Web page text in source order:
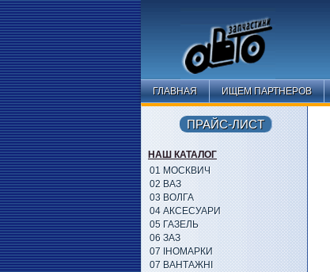
ГЛАВНАЯ ИЩЕМ ПАРТНЕРОВ
ПРАЙС-ЛИСТ
НАШ КАТАЛОГ
01 МОСКВИЧ
02 ВАЗ
03 ВОЛГА
04 АКСЕСУАРИ
05 ГАЗЕЛЬ
06 ЗАЗ
07 ІНОМАРКИ
07 ВАНТАЖНІ